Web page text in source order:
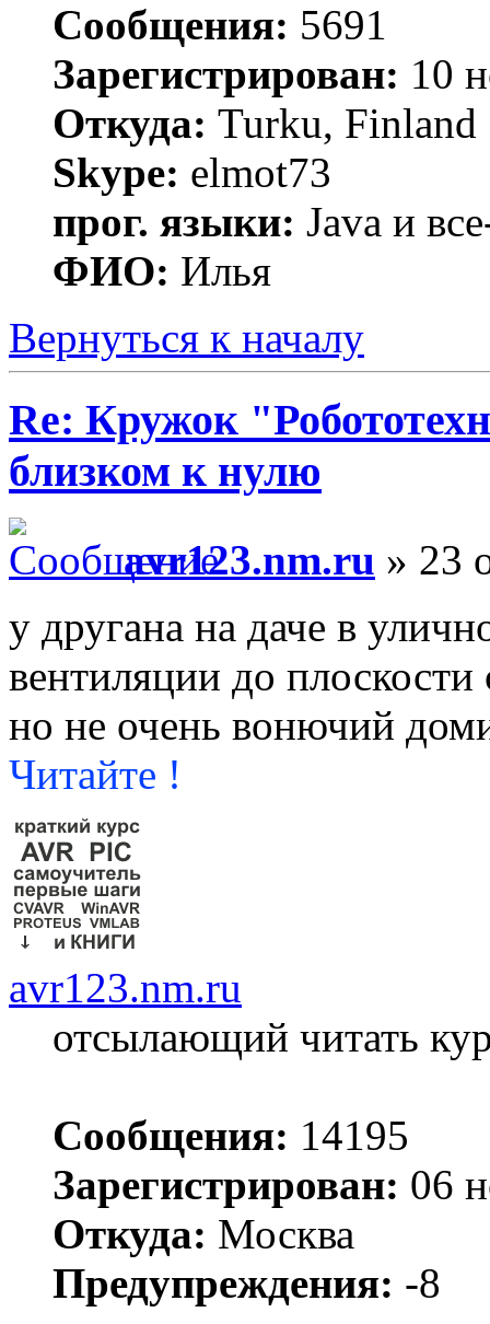
Сообщения: 5691
Зарегистрирован: 10
Откуда: Turku, Finland
Skype: elmot73
прог. языки: Java и
ФИО: Илья
Вернуться к началу
Re: Кружок
близком к нулю
avr123.nm.ru » 23
у другана на даче в
вентиляции до
но не очень вонючий
Читайте !
avr123.nm.ru
отсылающий читать
Сообщения: 14195
Зарегистрирован: 06
Откуда: Москва
Предупреждения: -8